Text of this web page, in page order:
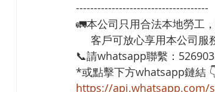
-------------------------------------
🚛本公司只用合法本地勞工
客戶可放心享用本公司服
📞請whatsapp聯繫：
*或點擊下方whatsapp鏈結
https://api.whatsapp.com/